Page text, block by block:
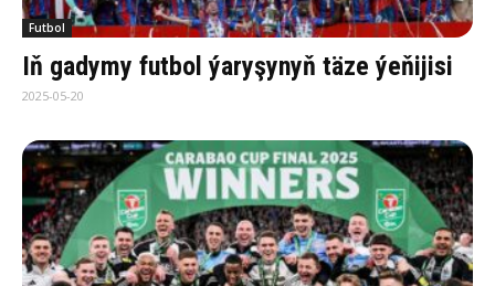
Futbol
Iň gadymy futbol ýaryşynyň täze ýeňijisi
2025-05-20